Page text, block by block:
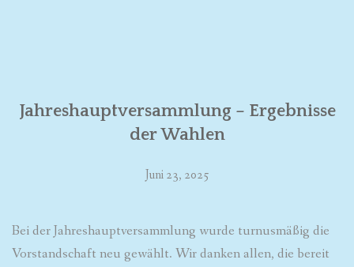
Jahreshauptversammlung – Ergebnisse
der Wahlen
Juni 23, 2025
Bei der Jahreshauptversammlung wurde turnusmäßig die
Vorstandschaft neu gewählt. Wir danken allen, die bereit